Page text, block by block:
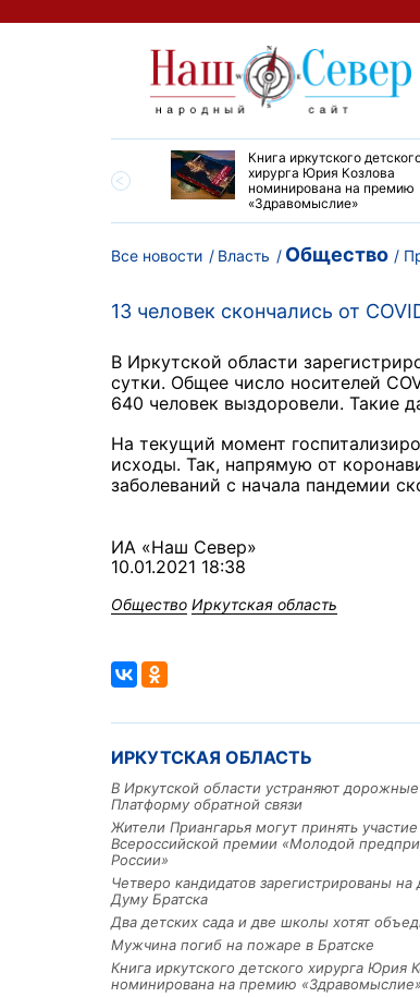
большой эстафеты
Книга иркутского
хирурга Юрия Козлова
номинирована на премию
«Здравомыслие»
Все новости Власть Общество
13 человек скончались от
В Иркутской области
сутки. Общее число носителей
640 человек выздоровели. Такие
На текущий момент
исходы. Так, напрямую от
заболеваний с начала пандемии
ИА «Наш Север»
10.01.2021 18:38
Общество Иркутская область
ИРКУТСКАЯ ОБЛАСТЬ
В Иркутской области устраняют
Платформу обратной связи
Жители Приангарья могут принять участие
Всероссийской премии «Молодой
России»
Четверо кандидатов зарегистрированы на
Думу Братска
Два детских сада и две школы хотят
Мужчина погиб на пожаре в Братске
Книга иркутского детского хирурга Юрия
номинирована на премию «Здравомыслие»